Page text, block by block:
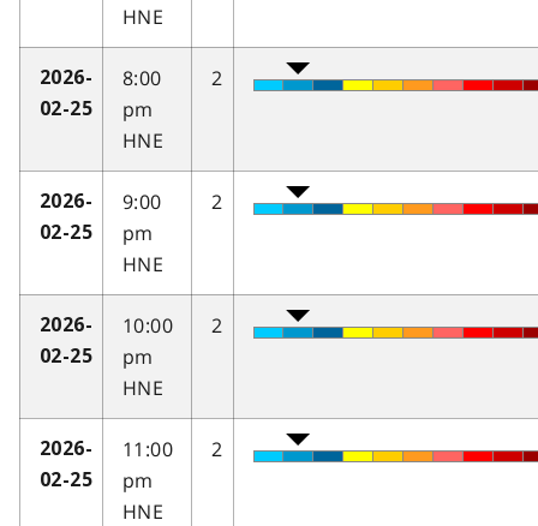
HNE
2026-
02-25
8:00
pm
HNE
2
2026-
02-25
9:00
pm
HNE
2
2026-
02-25
10:00
pm
HNE
2
2026-
02-25
11:00
pm
HNE
2